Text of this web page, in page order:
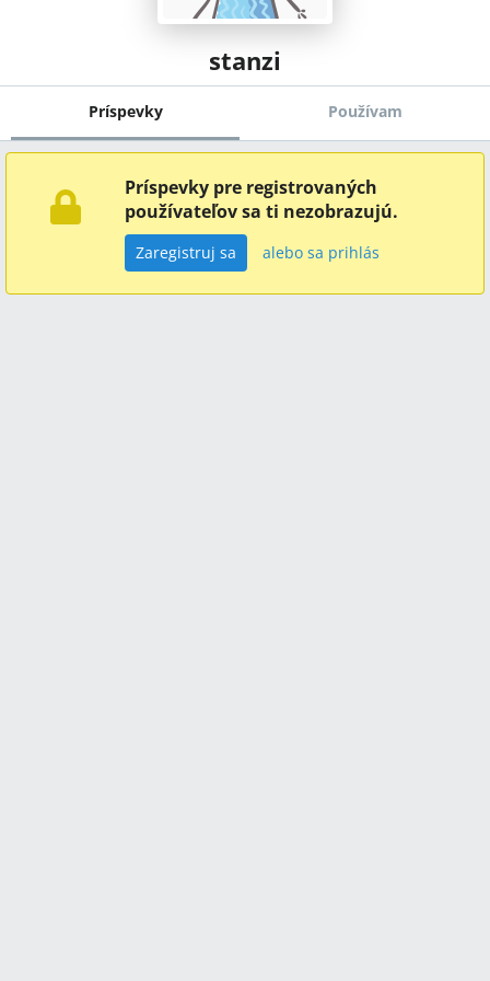
stanzi
Príspevky Používam
Príspevky pre registrovaných
používateľov sa ti nezobrazujú.
Zaregistruj sa alebo sa prihlás